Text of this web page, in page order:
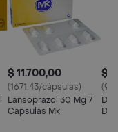
$ 11.700,00
(1671.43/cápsulas)
Lansoprazol 30 Mg 7
Capsulas Mk
$